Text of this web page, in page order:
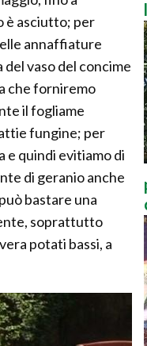
è asciutto; per
annaffiature
vaso del concime
che forniremo
il fogliame
fungine; per
e quindi evitiamo di
di geranio anche
bastare una
soprattutto
potati bassi, a